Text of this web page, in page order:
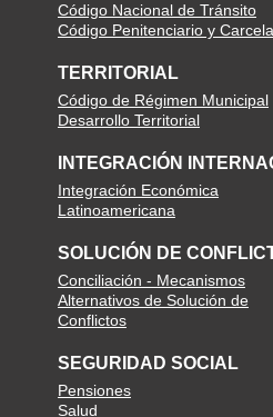
Código Nacional de Tránsito
Código Penitenciario y
TERRITORIAL
Código de Régimen Municipal
Desarrollo Territorial
INTEGRACIÓN
Integración Económica
Latinoamericana
SOLUCIÓN DE
Conciliación - Mecanismos
Alternativos de Solución de
Conflictos
SEGURIDAD SOCIAL
Pensiones
Salud